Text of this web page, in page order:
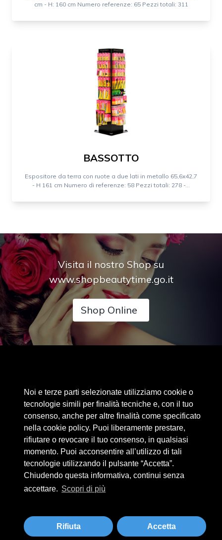
Noi e terze parti selezionate utilizziamo cookie o
tecnologie simili per finalità tecniche e, con il tuo
consenso, anche per altre finalità come specificato
nella cookie policy. Puoi liberamente prestare,
rifiutare o revocare il tuo consenso, in qualsiasi
momento. Puoi acconsentire all’utilizzo di tali
tecnologie utilizzando il pulsante “Accetta”.
Chiudendo questa informativa, continui senza
accettare. Scopri di più
Rifiuta Accetta
cm - H: 160 cm Numero referenze: 65 Pezzi totali: 311
BASSOTTO
Espositore da terra con ruote a due lati in metallo 65,6x42,7
- H 161 cm Numero di referenze: 58 Pezzi totali: 278 -...
Visita il nostro Shop su
www.shopbeautytime.go.it
Shop Online
Cookie Policy
Privacy Policy
Privacy Clienti / Fornitori
BEAUTYTIME INTERNATIONAL S.R.L.
UNIPERSONALE
beautytime@beautytime.go.it